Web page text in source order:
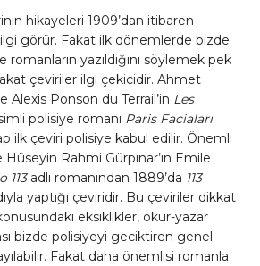
hikayeleri 1909’dan itibaren
görür. Fakat ilk dönemlerde bizde
yazıldığını söylemek pek
çeviriler ilgi çekicidir. Ahmet
Alexis Ponson du Terrail’in Les
polisiye romanı Paris Faciaları
ilk çeviri polisiye kabul edilir. Önemli
Rahmi Gürpınar’ın Emile
113adlı romanından 1889’da 113
yaptığı çeviridir. Bu çeviriler dikkat
eksiklikler, okur-yazar
bizde polisiyeyi geciktiren genel
Fakat daha önemlisi romanla